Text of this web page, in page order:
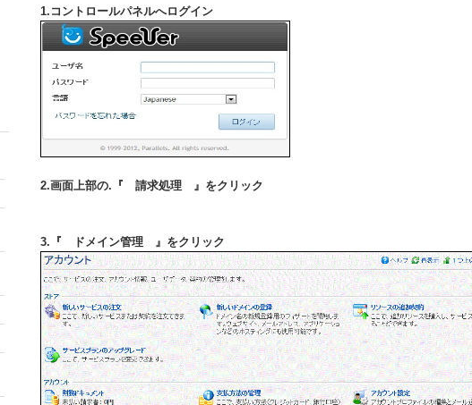
1.コントロールパネルへログイン
2.画面上部の.『 請求処理 』をクリック
3.『 ドメイン管理 』をクリック